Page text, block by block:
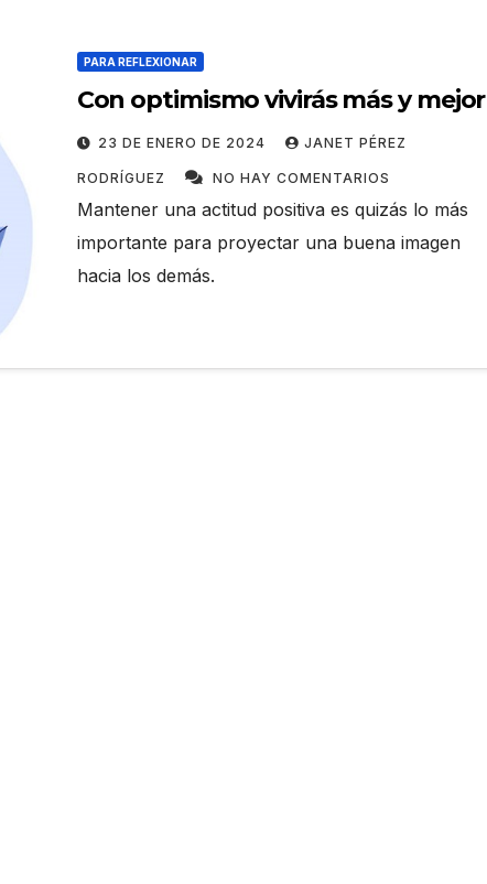
PARA REFLEXIONAR
Con optimismo vivirás más y mejor
23 DE ENERO DE 2024 JANET PÉREZ
RODRÍGUEZ NO HAY COMENTARIOS
Mantener una actitud positiva es quizás lo más
importante para proyectar una buena imagen
hacia los demás.